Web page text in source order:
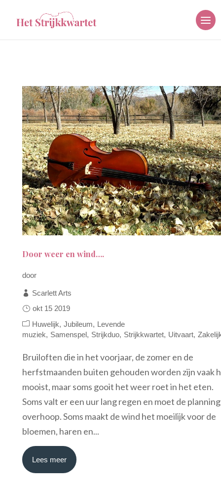
Door weer en wind….
door
Scarlett Arts
okt 15 2019
Huwelijk Jubileum
Levende
muziek
Samenspel Strijkduo Strijkkwartet Uitvaart
Bruiloften die in het voorjaar, de zomer en de
herfstmaanden buiten gehouden worden zijn vaak
mooist, maar soms gooit het weer roet in het eten.
Soms valt er een uur lang regen en moet de planning
overhoop. Soms maakt de wind het moeilijk voor de
bloemen, haren en...
Lees meer